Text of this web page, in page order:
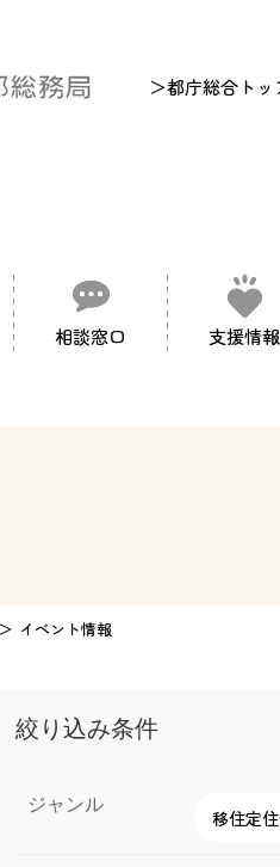
＞都庁総合トッ
相談窓口 支援情報
イベント情報
絞り込み条件
ジャンル
移住定